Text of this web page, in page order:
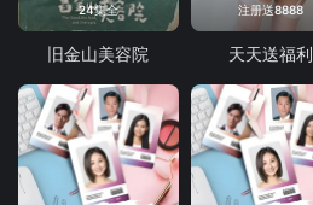
24集全
旧金山美容院
注册送8888
天天送福利